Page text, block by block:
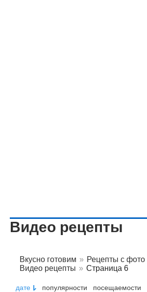
Видео рецепты
Вкусно готовим » Рецепты с фото
Видео рецепты » Страница 6
дате популярности посещаемости